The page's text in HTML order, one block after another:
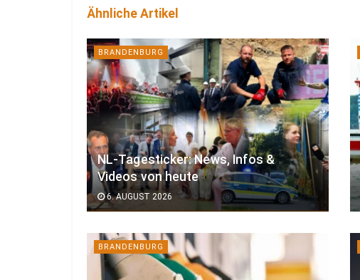
Ähnliche Artikel
BRANDENBURG
NL-Tagesticker: News, Infos &
Videos von heute
6. AUGUST 2026
BRANDENBURG